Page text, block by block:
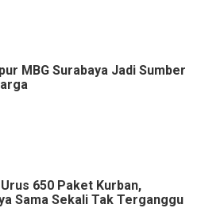
MBG Surabaya Jadi Sumber
650 Paket Kurban,
Sama Sekali Tak Terganggu